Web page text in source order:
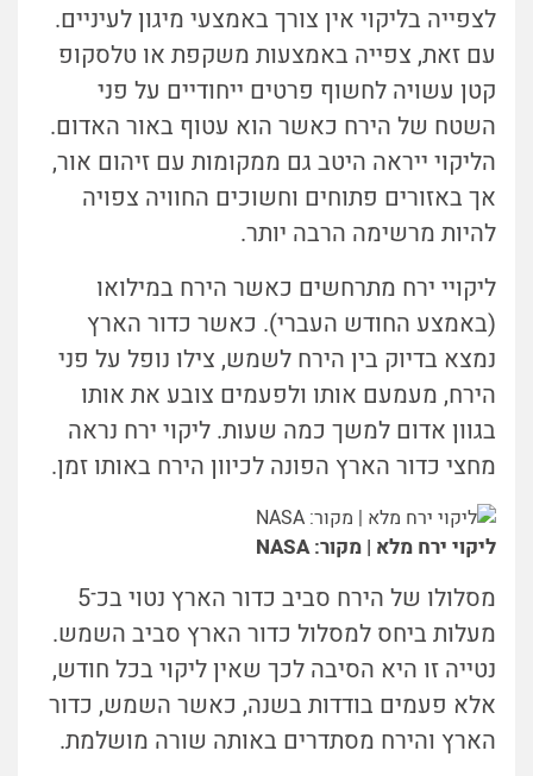
לצפייה בליקוי אין צורך באמצעי מיגון לעיניים.
עם זאת, צפייה באמצעות משקפת או טלסקופ
קטן עשויה לחשוף פרטים ייחודיים על פני
השטח של הירח כאשר הוא עטוף באור האדום.
הליקוי ייראה היטב גם ממקומות עם זיהום אור,
אך באזורים פתוחים וחשוכים החוויה צפויה
להיות מרשימה הרבה יותר.
ליקויי ירח מתרחשים כאשר הירח במילואו
(באמצע החודש העברי). כאשר כדור הארץ
נמצא בדיוק בין הירח לשמש, צילו נופל על פני
הירח, מעמעם אותו ולפעמים צובע את אותו
בגוון אדום למשך כמה שעות. ליקוי ירח נראה
מחצי כדור הארץ הפונה לכיוון הירח באותו זמן.
ליקוי ירח מלא | מקור: NASA
מסלולו של הירח סביב כדור הארץ נטוי בכ־5
מעלות ביחס למסלול כדור הארץ סביב השמש.
נטייה זו היא הסיבה לכך שאין ליקוי בכל חודש,
אלא פעמים בודדות בשנה, כאשר השמש, כדור
הארץ והירח מסתדרים באותה שורה מושלמת.